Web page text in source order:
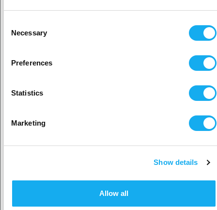
Selection
Necessary
Preferences
Statistics
Marketing
Show details
Allow all